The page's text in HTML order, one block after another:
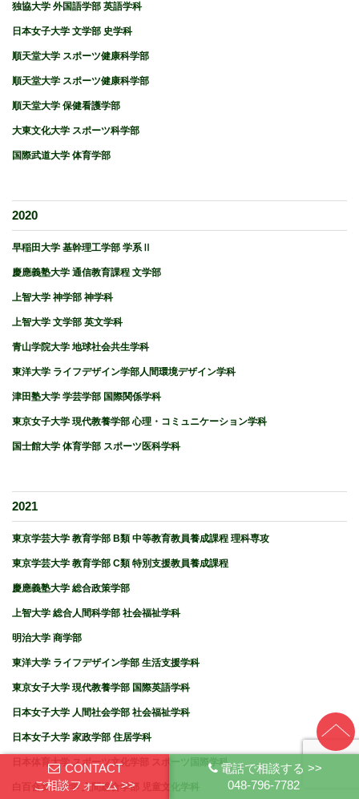
CONTACT
ご相談フォーム >>
電話で相談する >>
048-796-7782
独協大学 外国語学部 英語学科
日本女子大学 文学部 史学科
順天堂大学 スポーツ健康科学部
順天堂大学 スポーツ健康科学部
順天堂大学 保健看護学部
大東文化大学 スポーツ科学部
国際武道大学 体育学部
2020
早稲田大学 基幹理工学部 学系Ⅱ
慶應義塾大学 通信教育課程 文学部
上智大学 神学部 神学科
上智大学 文学部 英文学科
青山学院大学 地球社会共生学科
東洋大学 ライフデザイン学部人間環境デザイン学科
津田塾大学 学芸学部 国際関係学科
東京女子大学 現代教養学部 心理・コミュニケーション学科
国士館大学 体育学部 スポーツ医科学科
2021
東京学芸大学 教育学部 B類 中等教育教員養成課程 理科専攻
東京学芸大学 教育学部 C類 特別支援教員養成課程
慶應義塾大学 総合政策学部
上智大学 総合人間科学部 社会福祉学科
明治大学 商学部
東洋大学 ライフデザイン学部 生活支援学科
東京女子大学 現代教養学部 国際英語学科
日本女子大学 人間社会学部 社会福祉学科
日本女子大学 家政学部 住居学科
日本体育大学 スポーツ文化学部 スポーツ国際学科
白百合女子大学 人間総合学部 児童文化学科